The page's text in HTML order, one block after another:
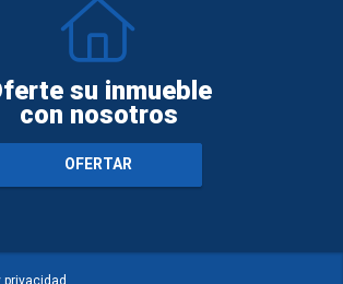
su inmueble
con nosotros
OFERTAR